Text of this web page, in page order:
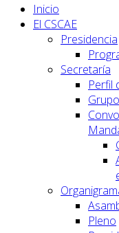
Inicio
El CSCAE
Presidencia
Secretaría
Perfil
Pleno